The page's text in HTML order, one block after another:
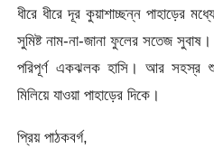
ধীরে ধীরে দূর কুয়াশাচ্ছন্ন পাহাড়ের
সুমিষ্ট নাম-না-জানা ফুলের সতেজ
পরিপূর্ণ একঝলক হাসি। আর সহস্র
মিলিয়ে যাওয়া পাহাড়ের দিকে।
প্রিয় পাঠকবর্গ,